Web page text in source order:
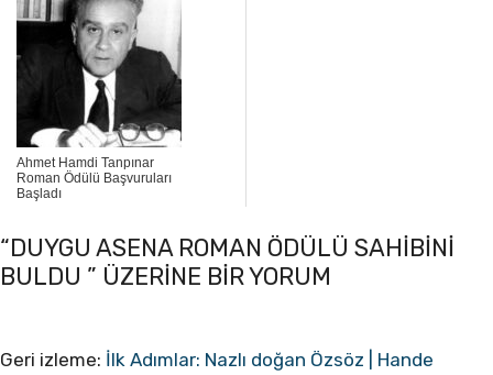
Ahmet Hamdi Tanpınar
Roman Ödülü Başvuruları
Başladı
“DUYGU ASENA ROMAN ÖDÜLÜ SAHIBINI
BULDU ” ÜZERINE BIR YORUM
Geri izleme: İlk Adımlar: Nazlı doğan Özsöz | Hande